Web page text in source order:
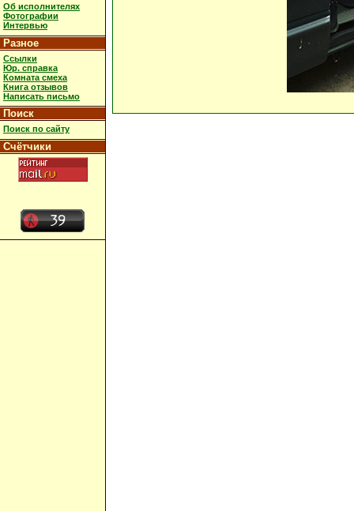
Об исполнителях
Фотографии
Интервью
Разное
Ссылки
Юр. справка
Комната смеха
Книга отзывов
Написать письмо
Поиск
Поиск по сайту
Счётчики